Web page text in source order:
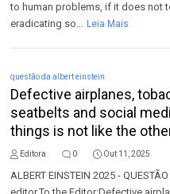
to human problems, if it does not
eradicating so... Leia Mais
questão da albert einstein
Defective airplanes,
seatbelts and social
things is not like the
Editora 0 Out 11, 2025
ALBERT EINSTEIN 2025 -